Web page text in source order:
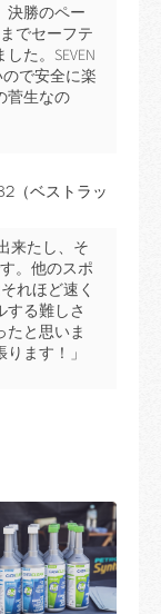
決勝のペー
でセーフテ
た。SEVEN
ので安全に楽
菅生なの
（ベストラッ
来たし、そ
。他のスポ
れほど速く
する難しさ
たと思いま
ます！」